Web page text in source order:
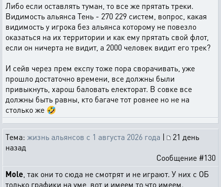
Либо если оставлять туман, то все же прятать треки.
Видимость альянса Тень - 270 229 систем, вопрос, какая
видимость у игрока без альянса которому не повезло
оказаться на их территории и как ему прятать свой флот,
если он ничерта не видит, а 2000 человек видит его трек?
И сейв через прем експу тоже пора сворачивать, уже
прошло достаточно времени, все должны были
привыкнуть, харош баловать електорат. В совке все
должны быть равны, кто багаче тот ровнее но не на
столько же 🤣
Тема: жизнь альянсов с 1 августа 2026 года |
21 день
назад
Сообщение #130
Mole , так они то сюда не смотрят и не играют. У них с ОБ
только графики на уме, вот и имеем то что имеем.